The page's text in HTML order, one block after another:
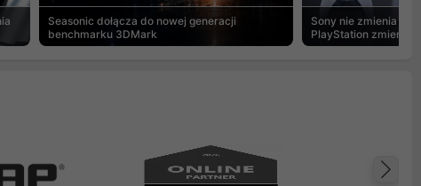
Seasonic dołącza do nowej generacji
benchmarku 3DMark
Sony nie zmienia
PlayStation zmierza
cyfrowej